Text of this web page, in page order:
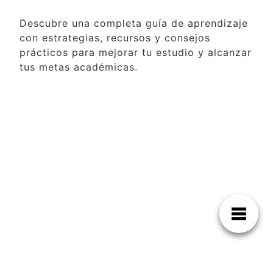
Descubre una completa guía de aprendizaje
con estrategias, recursos y consejos
prácticos para mejorar tu estudio y alcanzar
tus metas académicas.